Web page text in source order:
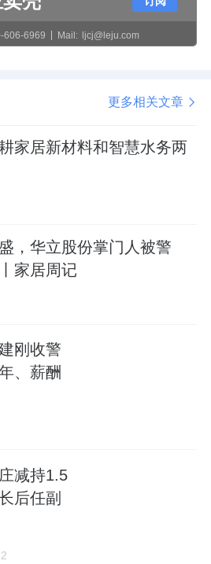
场，迎来发展高光。随着
下行，传统主业增长空间
，全力向智慧水务、数字
装饰复合材料深度绑定地
求疲软、行业竞争加剧，
为行业内多数企业的共同
企业切入智慧水务赛道，
长曲线，但同时也面对多
罚容易影响市场与机构对
理财务流程、完善内控制
务。另一方面，传统主业
高要求。
完成合规整改，筑牢风控
唯有让水务业务稳定兑现
606-6969 Mail: ljcj@leju.com
更多相关文章
家居新材料和智慧水务两
，华立股份掌门人被警
家居周记
刚收警
、薪酬
减持1.5
后任副